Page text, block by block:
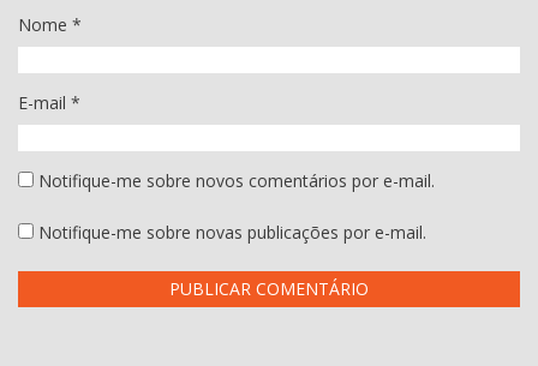
Nome *
E-mail *
Notifique-me sobre novos comentários por e-mail.
Notifique-me sobre novas publicações por e-mail.